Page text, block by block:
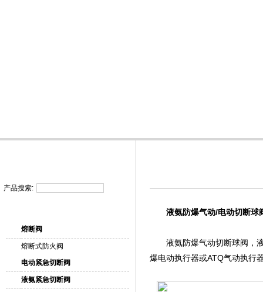
产品搜索:
熔断阀
熔断式防火阀
电动紧急切断阀
液氨紧急切断阀
液氨防爆气动/电动切断球
液氨防爆气动切断球阀，液
爆电动执行器或ATQ气动执行